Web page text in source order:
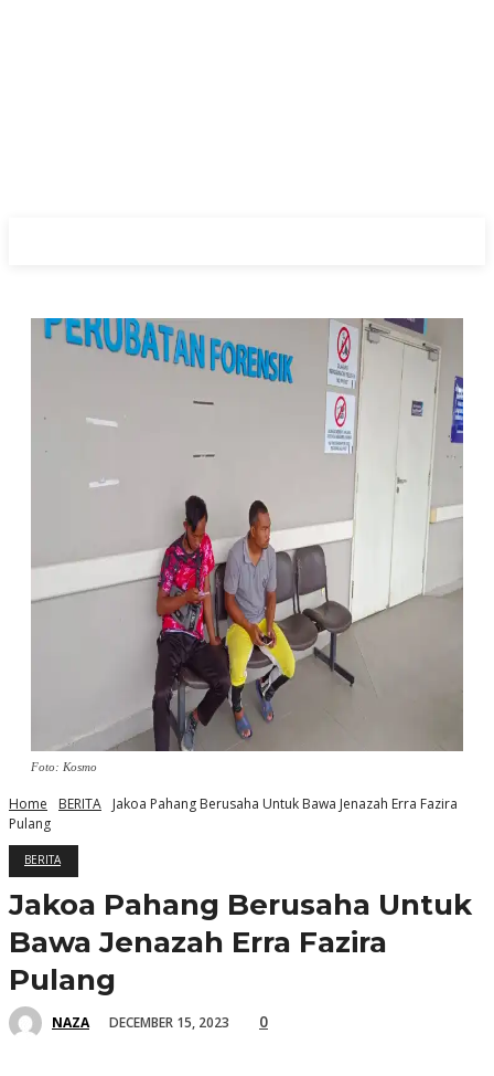
Foto: Kosmo
Home BERITA
Jakoa Pahang Berusaha Untuk Bawa Jenazah Erra Fazira
Pulang
BERITA
Jakoa Pahang Berusaha Untuk
Bawa Jenazah Erra Fazira
Pulang
NAZA DECEMBER 15, 2023 0